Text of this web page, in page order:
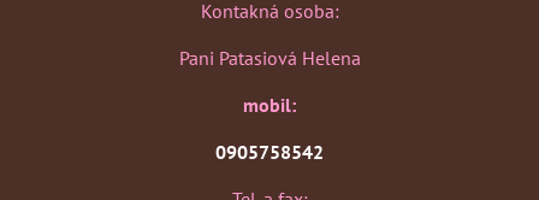
Kontakná osoba:
Pani Patasiová Helena
mobil:
0905758542